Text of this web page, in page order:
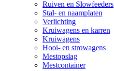
Ruiven en Slowfeeders
Stal- en naamplaten
Verlichting
Kruiwagens en karren
Kruiwagens
Hooi- en strowagens
Mestopslag
Mestcontainer